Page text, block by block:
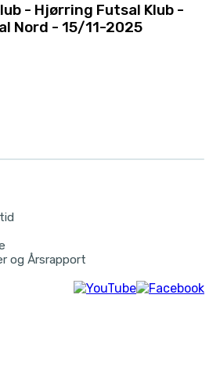
- Hjørring Futsal Klub -
Nord - 15/11-2025
og Årsrapport